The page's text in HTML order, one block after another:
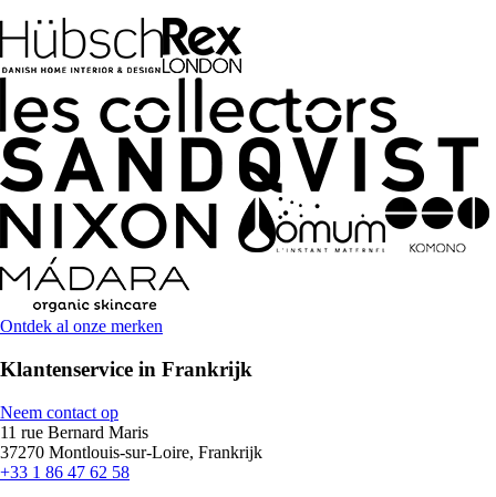
Ontdek al onze merken
Klantenservice in Frankrijk
Neem contact op
11 rue Bernard Maris
37270 Montlouis-sur-Loire, Frankrijk
+33 1 86 47 62 58